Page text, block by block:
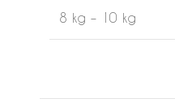
8 kg – 10 kg